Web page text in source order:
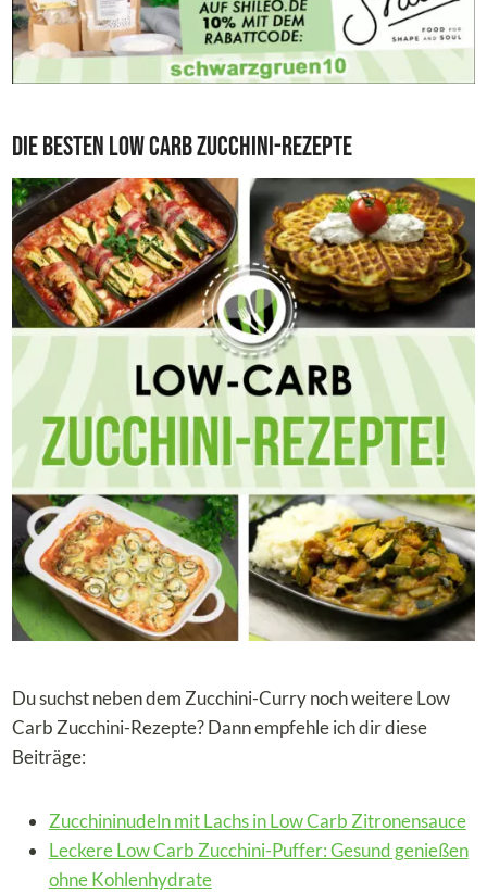
Die besten Low Carb Zucchini-Rezepte
Du suchst neben dem Zucchini-Curry noch weitere Low
Carb Zucchini-Rezepte? Dann empfehle ich dir diese
Beiträge:
Zucchininudeln mit Lachs in Low Carb Zitronensauce
Leckere Low Carb Zucchini-Puffer: Gesund genießen
ohne Kohlenhydrate